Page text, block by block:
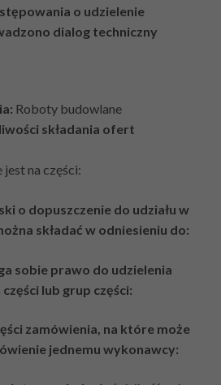
o udzielenie
dialog techniczny
Roboty budowlane
składania ofert
na części:
o dopuszczenie do udziału w
składać w odniesieniu do:
sobie prawo do udzielenia
lub grup części:
zamówienia, na które może
jednemu wykonawcy: